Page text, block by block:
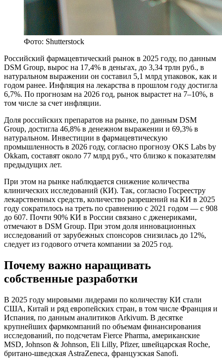
Фото: Shutterstock
Российский фармацевтический рынок в 2025 году, по данным
DSM Group, вырос на 17,4% в деньгах, до 3,34 трлн руб., в
натуральном выражении он составил 5,1 млрд упаковок, как и
годом ранее. Инфляция на лекарства в прошлом году достигла
6,7%. По прогнозам на 2026 год, рынок вырастет на 7–10%, в
том числе за счет инфляции.
Доля российских препаратов на рынке, по данным DSM
Group, достигла 46,8% в денежном выражении и 69,3% в
натуральном. Инвестиции в фармацевтическую
промышленность в 2026 году, согласно прогнозу OKS Labs by
Okkam, составят около 77 млрд руб., что близко к показателям
предыдущих лет.
При этом на рынке наблюдается снижение количества
клинических исследований (КИ). Так, согласно Госреестру
лекарственных средств, количество разрешений на КИ в 2025
году сократилось на треть по сравнению с 2021 годом — с 908
до 607. Почти 90% КИ в России связано с дженериками,
отмечают в DSM Group. При этом доля инновационных
исследований от зарубежных спонсоров снизилась до 12%,
следует из годового отчета компании за 2025 год.
Почему важно наращивать
собственные разработки
В 2025 году мировыми лидерами по количеству КИ стали
США, Китай и ряд европейских стран, в том числе Франция и
Испания, по данным аналитиков Arkivum. В десятке
крупнейших фармкомпаний по объемам финансирования
исследований, по подсчетам Fierce Pharma, американские
MSD, Johnson & Johnson, Eli Lilly, Pfizer, швейцарская Roche,
британо-шведская AstraZeneca, французская Sanofi.